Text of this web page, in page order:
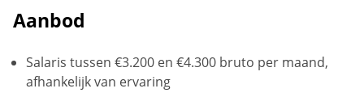
Aanbod
Salaris tussen €3.200 en €4.300 bruto per maand,
afhankelijk van ervaring